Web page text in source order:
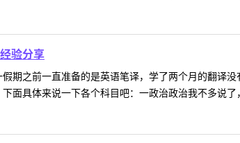
验分享
期之前一直准备的是英语笔译，学了两个月的翻译
面具体来说一下各个科目吧：一政治政治我不多说